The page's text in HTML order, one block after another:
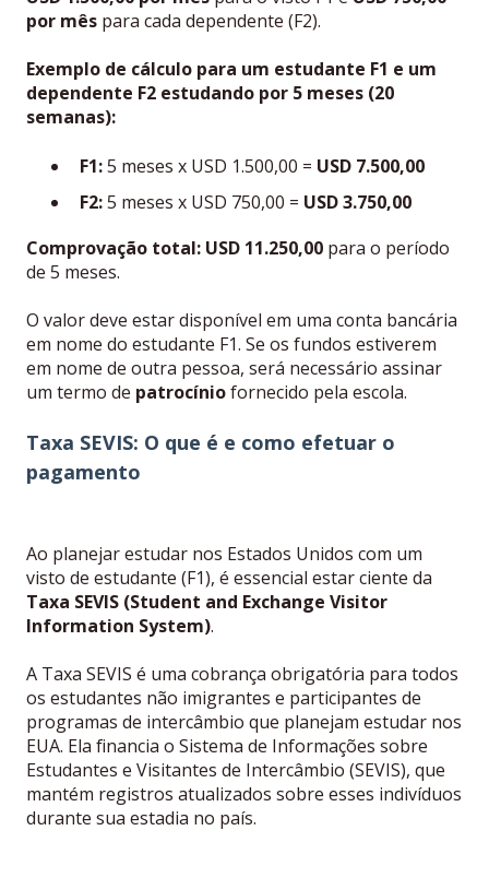
por mês para cada dependente (F2).
Exemplo de cálculo para um estudante F1 e um
dependente F2 estudando por 5 meses (20
semanas):
F1:5 meses x USD 1.500,00 = USD 7.500,00
F2:5 meses x USD 750,00 = USD 3.750,00
Comprovação total: USD 11.250,00 para o período
de 5 meses.
O valor deve estar disponível em uma conta bancária
em nome do estudante F1. Se os fundos estiverem
em nome de outra pessoa, será necessário assinar
um termo de patrocíniofornecido pela escola.
Taxa SEVIS: O que é e como efetuar o
pagamento
Ao planejar estudar nos Estados Unidos com um
visto de estudante (F1), é essencial estar ciente da
Taxa SEVIS (Student and Exchange Visitor
Information System).
A Taxa SEVIS é uma cobrança obrigatória para todos
os estudantes não imigrantes e participantes de
programas de intercâmbio que planejam estudar nos
EUA. Ela financia o Sistema de Informações sobre
Estudantes e Visitantes de Intercâmbio (SEVIS), que
mantém registros atualizados sobre esses indivíduos
durante sua estadia no país.